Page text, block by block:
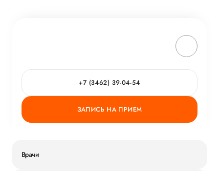
+7 (3462) 39-04-54
ЗАПИСЬ НА ПРИЕМ
Врачи